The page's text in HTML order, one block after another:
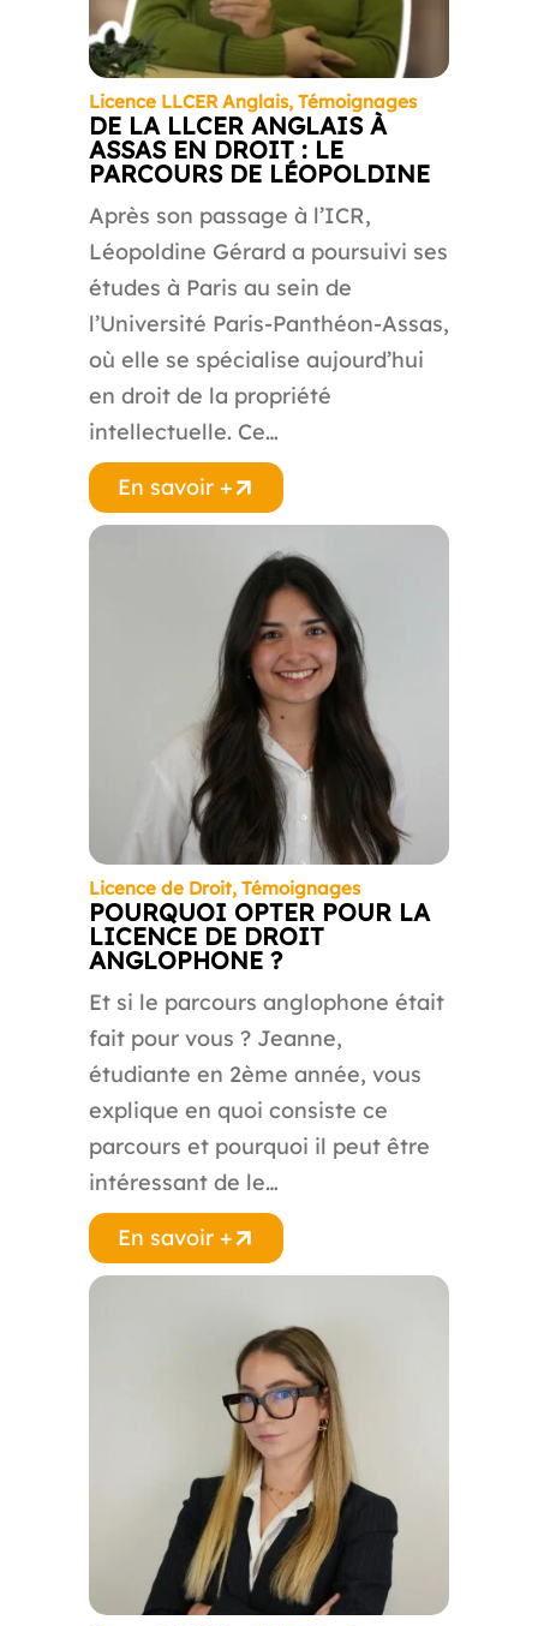
Licence LLCER Anglais, Témoignages
DE LA LLCER ANGLAIS À
ASSAS EN DROIT : LE
PARCOURS DE LÉOPOLDINE
Après son passage à l’ICR,
Léopoldine Gérard a poursuivi ses
études à Paris au sein de
l’Université Paris-Panthéon-Assas,
où elle se spécialise aujourd’hui
en droit de la propriété
intellectuelle. Ce…
En savoir +
Licence de Droit, Témoignages
POURQUOI OPTER POUR LA
LICENCE DE DROIT
ANGLOPHONE ?
Et si le parcours anglophone était
fait pour vous ? Jeanne,
étudiante en 2ème année, vous
explique en quoi consiste ce
parcours et pourquoi il peut être
intéressant de le…
En savoir +